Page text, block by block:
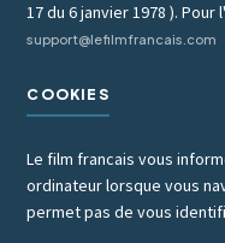
17 du 6 janvier 1978 ).
support@lefilmfrancais.com
COOKIES
Le film francais vous
ordinateur lorsque vous
permet pas de vous